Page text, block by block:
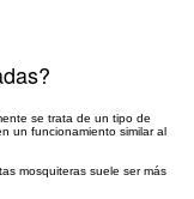
se trata de un tipo de
un funcionamiento similar al
mosquiteras suele ser más